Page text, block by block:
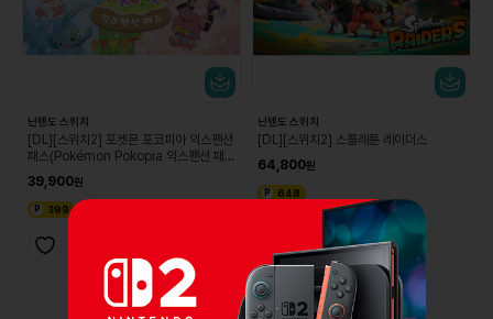
닌텐도 스위치
[DL][스위치2] 포켓몬 포코피아 익스팬션
패스(Pokémon Pokopia 익스팬션 패
39,900
399
닌텐도 스위치
[DL][스위치2] 스플래툰 레이더스
64,800
648